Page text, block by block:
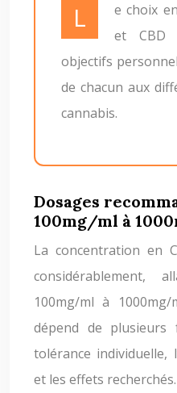
Le choix entre spectre complet
et CBD
objectifs
de chacun aux
cannabis.
Dosages
100mg/ml à
La concentration en
considérablement,
100mg/ml à
dépend de plusieurs
tolérance individuelle,
et les effets recherchés.